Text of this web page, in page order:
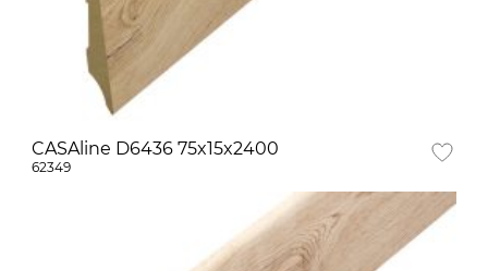
CASAline D6436 75x15x2400
62349